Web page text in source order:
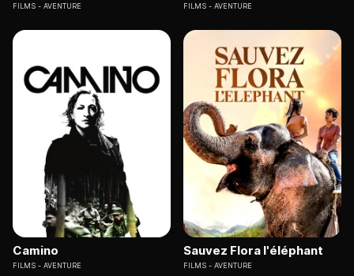
FILMS AVENTURE FILMS AVENTURE
Camino
FILMS AVENTURE
Sauvez Flora l'éléphant
FILMS AVENTURE